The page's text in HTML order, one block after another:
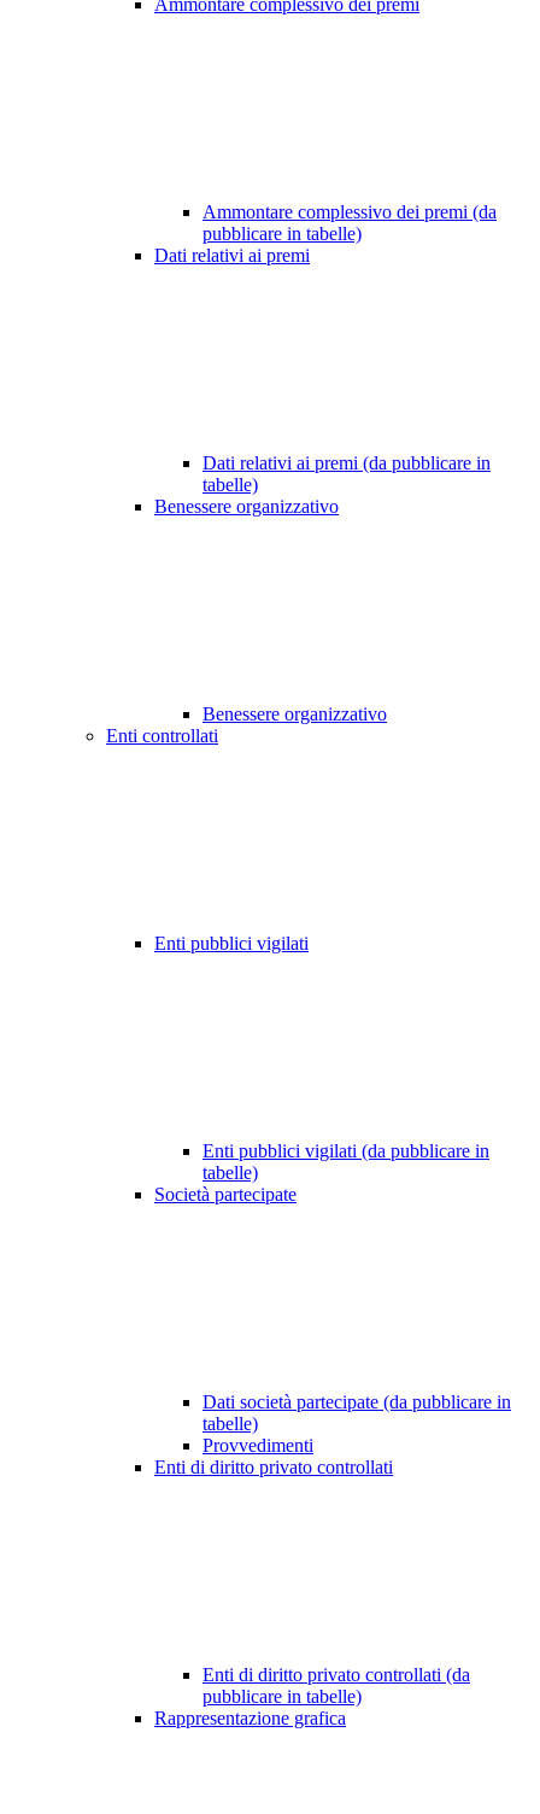
Ammontare complessivo dei premi
Ammontare complessivo dei premi (da
pubblicare in tabelle)
Dati relativi ai premi
Dati relativi ai premi (da pubblicare in
tabelle)
Benessere organizzativo
Benessere organizzativo
Enti controllati
Enti pubblici vigilati
Enti pubblici vigilati (da pubblicare in
tabelle)
Società partecipate
Dati società partecipate (da pubblicare in
tabelle)
Provvedimenti
Enti di diritto privato controllati
Enti di diritto privato controllati (da
pubblicare in tabelle)
Rappresentazione grafica